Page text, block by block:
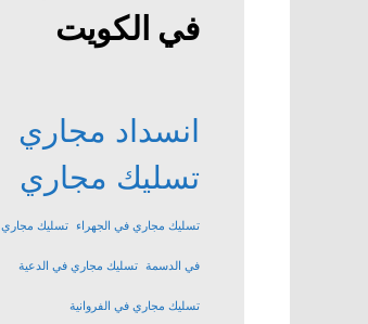
في الكويت
انسداد مجاري
تسليك مجاري
تسليك مجاري في الجهراء تسليك مجاري
في الدسمة تسليك مجاري في الدعية
تسليك مجاري في الفروانية